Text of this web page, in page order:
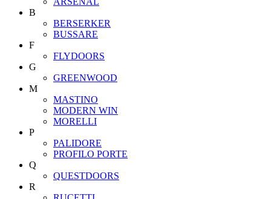
B
BERSERKER
BUSSARE
F
FLYDOORS
G
GREENWOOD
M
MASTINO
MODERN WIN
MORELLI
P
PALIDORE
PROFILO PORTE
Q
QUESTDOORS
R